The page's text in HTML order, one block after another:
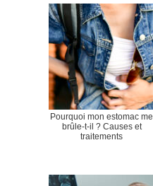
Pourquoi mon estomac me
brûle-t-il ? Causes et
traitements